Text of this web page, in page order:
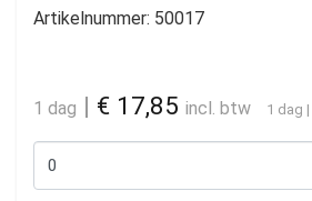
Artikelnummer: 50017
1 dag | € 17,85 incl. btw 1 dag |